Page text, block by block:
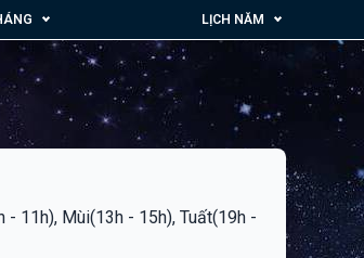
LỊCH NĂM
- 11h), Mùi(13h - 15h), Tuất(19h -